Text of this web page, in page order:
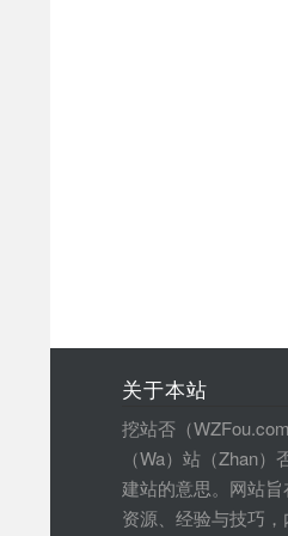
关于本站
挖站否（
（Wa）站（Zhan
建站的意思。网站旨
资源、经验与技巧，